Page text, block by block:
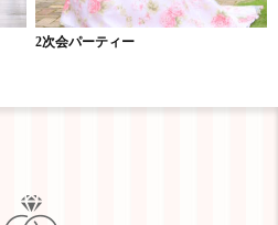
2次会パーティー